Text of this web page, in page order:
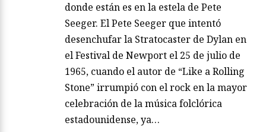
donde están es en la estela de Pete
Seeger. El Pete Seeger que intentó
desenchufar la Stratocaster de Dylan en
el Festival de Newport el 25 de julio de
1965, cuando el autor de “Like a Rolling
Stone” irrumpió con el rock en la mayor
celebración de la música folclórica
estadounidense, ya…